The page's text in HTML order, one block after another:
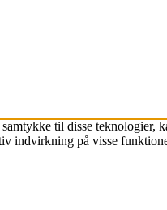
til disse teknologier,
indvirkning på visse